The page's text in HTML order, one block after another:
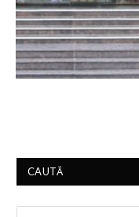
CAUTĂ